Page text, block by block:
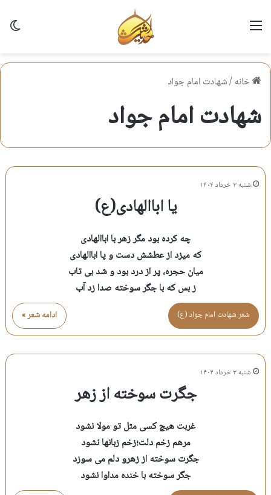
منو
خانه/شهادت امام جواد
شهادت امام جواد
شنبه ۳ خرداد ۱۴۰۴
یا اباالهادی(ع)
چه کرده بود مگر زهر با اباالهادی
که میزد از عطشش دست و پا اباالهادی
میان حجره، پر از درد بود و شد بی تاب
ز بس که با جگر سوخته صدا زد آب
ادامه شعر » شعر شهادت امام جواد (ع)
شنبه ۳ خرداد ۱۴۰۴
جگرت سوخته از زهر
غربت هیچ کسی مثل تو مولا نشود
مرهم زخم دلت؛زخم زبانها نشود
جگرت سوخته از زهرو دلم می سوزد
جگر سوخته با خنده مداوا نشود